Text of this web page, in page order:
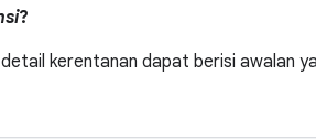
?
kerentanan dapat berisi awalan